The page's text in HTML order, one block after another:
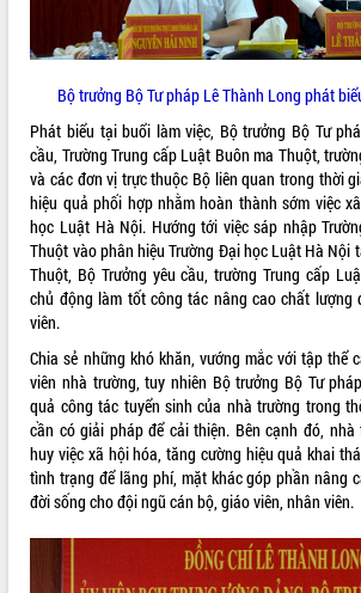
UBND tỉnh Đắk Lắk triển khai nhiệm
vụ 6 tháng cuối năm 2026
Kỳ họp thứ Hai, Hội đồng nhân dân
tỉnh khóa XI quyết nghị nhiều nội dung
Bí thư Tỉnh ủy Lương Nguyễn Minh
Triết thăm, tặng quà người có công với
cách mạng
Rà soát, hoàn thiện hệ thống thiết chế
văn hóa, thể thao đáp ứng yêu cầu
phát triển mới
Thường trực HĐND tỉnh Đắk Lắk gặp
mặt Đoàn chuyên gia y tế TP. Hồ Chí
Minh
Lễ truy điệu và an táng hài cốt liệt sĩ
tại Nghĩa trang Liệt sĩ xã Sơn Hòa
Bàn giải pháp tháo gỡ khó khăn trong
xuất khẩu sầu riêng và triển khai quy
định EUDR
Thứ trưởng Bộ Nông nghiệp và Môi
trường Nguyễn Hoàng Hiệp khảo sát
vùng trồng và doanh nghiệp đóng gói
sầu riêng tại Đắk Lắk
LIÊN KẾT WEB
THỐNG KÊ TRUY CẬP
Hôm nay: 20162
Tất cả: 66105830
Bộ trưởng Bộ Tư pháp Lê Thành Long phát
Phát biểu tại buổi làm việc, Bộ trưởng Bộ Tư
cầu, Trường Trung cấp Luật Buôn ma Thuột,
và các đơn vị trực thuộc Bộ liên quan trong thời
hiệu quả phối hợp nhằm hoàn thành sớm việc
học Luật Hà Nội. Hướng tới việc sáp nhập
Thuột vào phân hiệu Trường Đại học Luật Hà Nội
Thuột, Bộ Trưởng yêu cầu, trường Trung cấp
chủ động làm tốt công tác nâng cao chất lượng
viên.
Chia sẻ những khó khăn, vướng mắc với tập thể
viên nhà trường, tuy nhiên Bộ trưởng Bộ Tư
quả công tác tuyển sinh của nhà trường trong
cần có giải pháp để cải thiện. Bên cạnh đó,
huy việc xã hội hóa, tăng cường hiệu quả khai
tình trạng để lãng phí, mặt khác góp phần nâng
đời sống cho đội ngũ cán bộ, giáo viên, nhân viên.